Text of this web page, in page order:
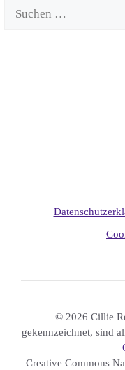
© 2026 Cillie
gekennzeichnet, sind
Creative Commons